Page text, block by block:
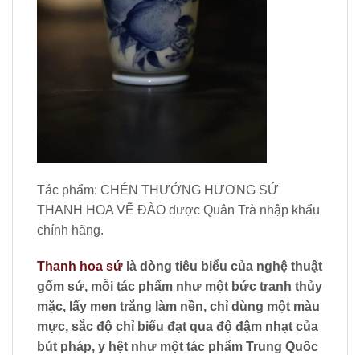
Tác phẩm: CHÉN THƯỞNG HƯƠNG SỨ
THANH HOA VẼ ĐÀO được Quân Trà nhập khẩu
chính hãng.
Thanh hoa sứ là dòng tiêu biểu của nghệ thuật
gốm sứ, mỗi tác phẩm như một bức tranh thủy
mặc, lấy men trắng làm nền, chỉ dùng một màu
mực, sắc độ chỉ biểu đạt qua độ đậm nhạt của
bút pháp, y hệt như một tác phẩm Trung Quốc